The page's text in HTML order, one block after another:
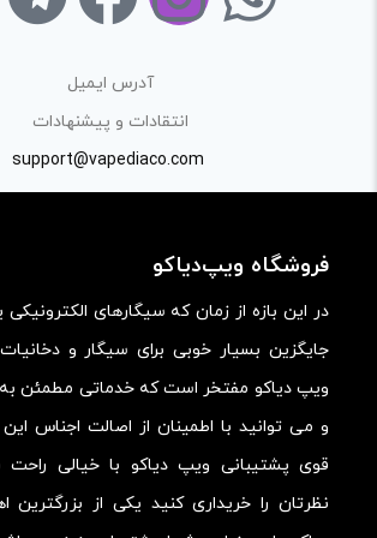
«پرسش و پاسخ» مطرح کنید.
امکانات و قابلیت ها:
آدرس ایمیل
انتقادات و پیشنهادات
support@vapediaco.com
فروشگاه ویپ‌دیاکو
در این بازه از زمان که سیگارهای
جایگزین بسیار خوبی برای سیگار و
ویپ دیاکو مفتخر است که خدماتی مطمئن
و می توانید با اطمینان از اصالت اجناس
قوی پشتیبانی ویپ دیاکو با خیالی
نظرتان را خریداری کنید یکی از